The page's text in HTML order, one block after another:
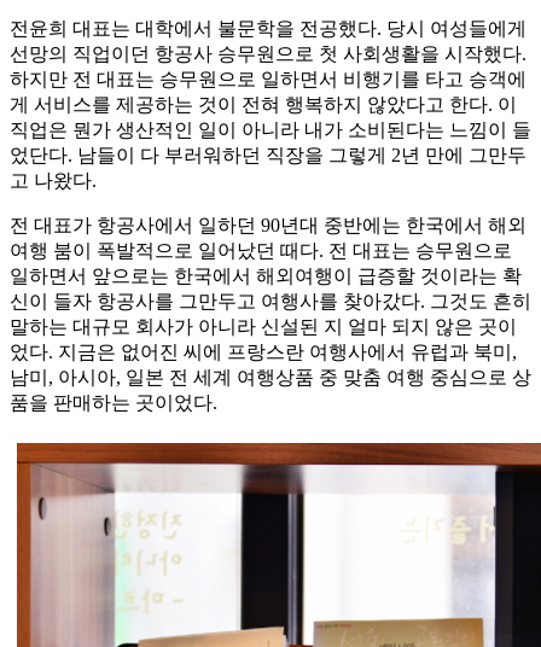
전윤희 대표는 대학에서 불문학을 전공했다. 당시 여성들에게
선망의 직업이던 항공사 승무원으로 첫 사회생활을 시작했다.
하지만 전 대표는 승무원으로 일하면서 비행기를 타고 승객에
게 서비스를 제공하는 것이 전혀 행복하지 않았다고 한다. 이
직업은 뭔가 생산적인 일이 아니라 내가 소비된다는 느낌이 들
었단다. 남들이 다 부러워하던 직장을 그렇게 2년 만에 그만두
고 나왔다.
전 대표가 항공사에서 일하던 90년대 중반에는 한국에서 해외
여행 붐이 폭발적으로 일어났던 때다. 전 대표는 승무원으로
일하면서 앞으로는 한국에서 해외여행이 급증할 것이라는 확
신이 들자 항공사를 그만두고 여행사를 찾아갔다. 그것도 흔히
말하는 대규모 회사가 아니라 신설된 지 얼마 되지 않은 곳이
었다. 지금은 없어진 씨에 프랑스란 여행사에서 유럽과 북미,
남미, 아시아, 일본 전 세계 여행상품 중 맞춤 여행 중심으로 상
품을 판매하는 곳이었다.